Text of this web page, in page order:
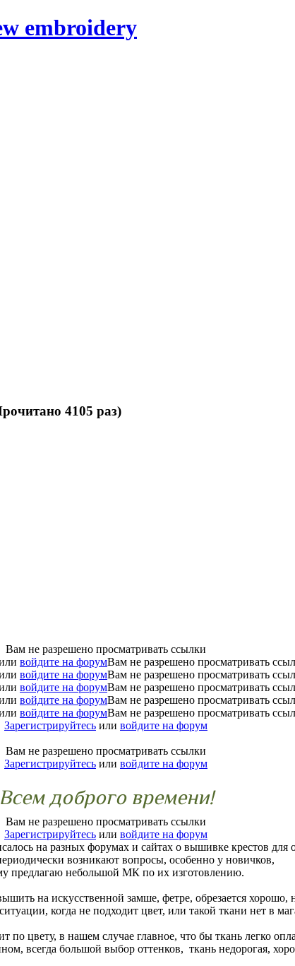
4105 раз)
Вам не разрешено просматривать ссылки
войдите на форумВам не разрешено просматривать
войдите на форумВам не разрешено просматривать
войдите на форумВам не разрешено просматривать
войдите на форумВам не разрешено просматривать
войдите на форумВам не разрешено просматривать
Зарегистрируйтесь или войдите на форум
Вам не разрешено просматривать ссылки
Зарегистрируйтесь или войдите на форум
Всем доброго времени!
Вам не разрешено просматривать ссылки
Зарегистрируйтесь или войдите на форум
на разных форумах и сайтах о вышивке крестов для
возникают вопросы, особенно у новичков,
предлагаю небольшой МК по их изготовлению.
на искусственной замше, фетре, обрезается хорошо,
когда не подходит цвет, или такой ткани нет в
по цвету, в нашем случае главное, что бы ткань легко
всегда большой выбор оттенков, ткань недорогая,